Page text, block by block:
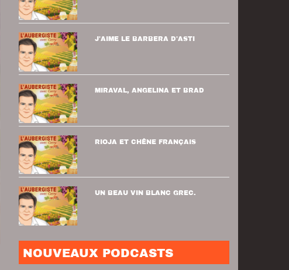
J'AIME LE BARBERA D'ASTI
MIRAVAL, ANGELINA ET BRAD
RIOJA ET CHÊNE FRANÇAIS
UN BEAU VIN BLANC GREC.
NOUVEAUX PODCASTS